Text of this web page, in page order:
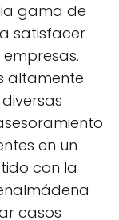
gama de
satisfacer
altamente
en un
con la
casos